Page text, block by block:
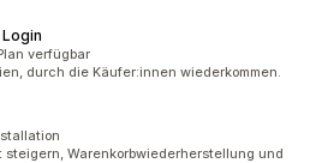
verfügbar
durch die Käufer:innen wiederkommen.
steigern, Warenkorbwiederherstellung und